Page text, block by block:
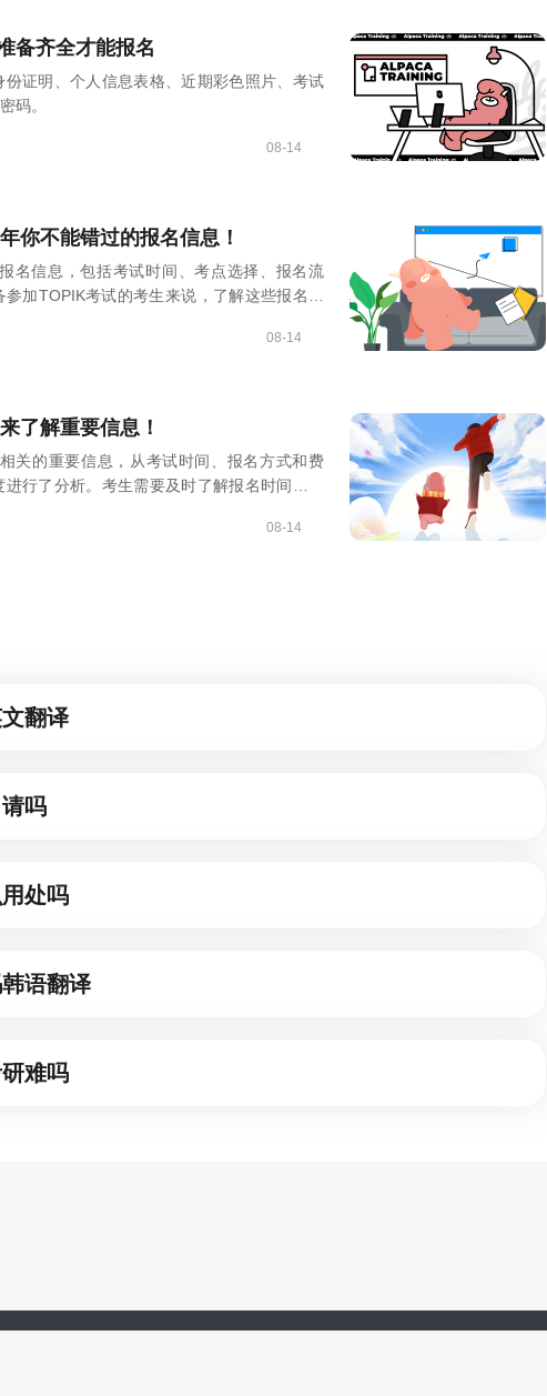
备齐全才能报名
证明、个人信息表格、近期彩色照片、考试
码。
08-14
你不能错过的报名信息！
名信息，包括考试时间、考点选择、报名流
加TOPIK考试的考生来说，了解这些报名信
08-14
了解重要信息！
关的重要信息，从考试时间、报名方式和费
行了分析。考生需要及时了解报名时间，并
08-14
翻译
吗
处吗
语翻译
难吗